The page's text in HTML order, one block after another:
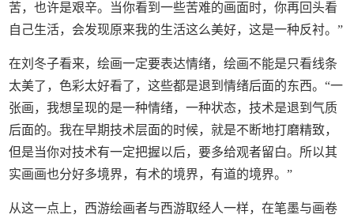
苦，也许是艰辛。当你看到一些苦难的画面时，你再回头看
自己生活，会发现原来我的生活这么美好，这是一种反衬。”
在刘冬子看来，绘画一定要表达情绪，绘画不能是只看线条
太美了，色彩太好看了，这些都是退到情绪后面的东西。“一
张画，我想呈现的是一种情绪，一种状态，技术是退到气质
后面的。我在早期技术层面的时候，就是不断地打磨精致，
但是当你对技术有一定把握以后，要多给观者留白。所以其
实画画也分好多境界，有术的境界，有道的境界。”
从这一点上，西游绘画者与西游取经人一样，在笔墨与画卷